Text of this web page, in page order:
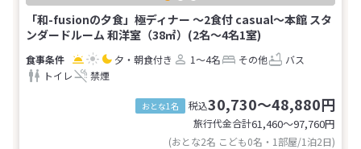
「和-fusionの夕食」極ディナー ～2食付 casual～本館 スタ
ンダードルーム 和洋室（38㎡）(2名～4名1室)
夕・朝食付き 1～4名 その他
バス
トイレ
禁煙
おとな1名 税込30,730～48,880円
旅行代金合計61,460〜97,760円
(おとな2名 こども0名・1部屋/1泊2日)